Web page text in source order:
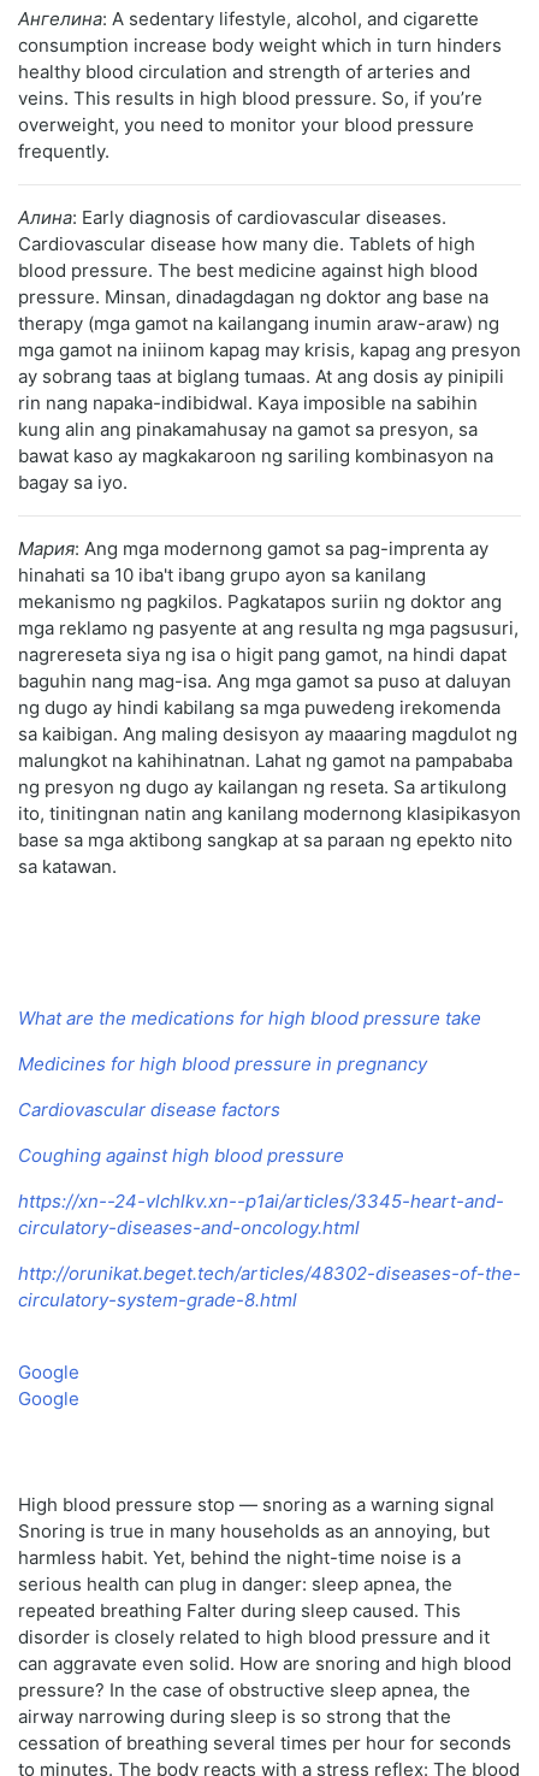
Ангелина: A sedentary lifestyle, alcohol, and cigarette
consumption increase body weight which in turn hinders
healthy blood circulation and strength of arteries and
veins. This results in high blood pressure. So, if you’re
overweight, you need to monitor your blood pressure
frequently.
Алина: Early diagnosis of cardiovascular diseases.
Cardiovascular disease how many die. Tablets of high
blood pressure. The best medicine against high blood
pressure. Minsan, dinadagdagan ng doktor ang base na
therapy (mga gamot na kailangang inumin araw-araw) ng
mga gamot na iniinom kapag may krisis, kapag ang presyon
ay sobrang taas at biglang tumaas. At ang dosis ay pinipili
rin nang napaka-indibidwal. Kaya imposible na sabihin
kung alin ang pinakamahusay na gamot sa presyon, sa
bawat kaso ay magkakaroon ng sariling kombinasyon na
bagay sa iyo.
Мария: Ang mga modernong gamot sa pag-imprenta ay
hinahati sa 10 iba't ibang grupo ayon sa kanilang
mekanismo ng pagkilos. Pagkatapos suriin ng doktor ang
mga reklamo ng pasyente at ang resulta ng mga pagsusuri,
nagrereseta siya ng isa o higit pang gamot, na hindi dapat
baguhin nang mag-isa. Ang mga gamot sa puso at daluyan
ng dugo ay hindi kabilang sa mga puwedeng irekomenda
sa kaibigan. Ang maling desisyon ay maaaring magdulot ng
malungkot na kahihinatnan. Lahat ng gamot na pampababa
ng presyon ng dugo ay kailangan ng reseta. Sa artikulong
ito, tinitingnan natin ang kanilang modernong klasipikasyon
base sa mga aktibong sangkap at sa paraan ng epekto nito
sa katawan.
What are the medications for high blood pressure take
Medicines for high blood pressure in pregnancy
Cardiovascular disease factors
Coughing against high blood pressure
https://xn--24-vlchlkv.xn--p1ai/articles/3345-heart-and-
circulatory-diseases-and-oncology.html
http://orunikat.beget.tech/articles/48302-diseases-of-the-
circulatory-system-grade-8.html
Google
Google
High blood pressure stop — snoring as a warning signal
Snoring is true in many households as an annoying, but
harmless habit. Yet, behind the night-time noise is a
serious health can plug in danger: sleep apnea, the
repeated breathing Falter during sleep caused. This
disorder is closely related to high blood pressure and it
can aggravate even solid. How are snoring and high blood
pressure? In the case of obstructive sleep apnea, the
airway narrowing during sleep is so strong that the
cessation of breathing several times per hour for seconds
to minutes. The body reacts with a stress reflex: The blood